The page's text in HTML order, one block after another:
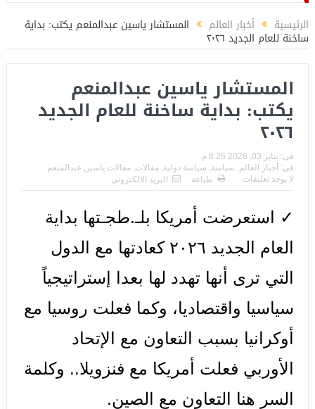
الكوادر الشبابية بوزارة الشباب والرياضة
الرئيسية أخبار العالم المستشار ياسين عبدالمنعم يكتب: بداية
ساخنة للعام الجديد ٢٠٢٦
المستشار ياسين عبدالمنعم
يكتب: بداية ساخنة للعام الجديد
٢٠٢٦
فى: يناير 03, 2026 8:26 م
فى: أخبار العالم سياسة سياسة دولية مقالات مقالات ياسين عبدالمنعم
لا يوجد تعليقات
طباعة البريد الالكترونى
✓ استعرضت أمريكا بلـ.طجـتها بداية
العام الجديد ٢٠٢٦ كعادتها مع الدول
التي ترى أنها تهدد لها بعدا إستراتيجياً
سياسيا واقتصاديا، وكما فعلت روسيا مع
أوكرانيا بسبب التعاون مع الإتحاد
الأوربي فعلت أمريكا مع فنزويلا.. وكلمة
السر هنا التعاون مع الصين.